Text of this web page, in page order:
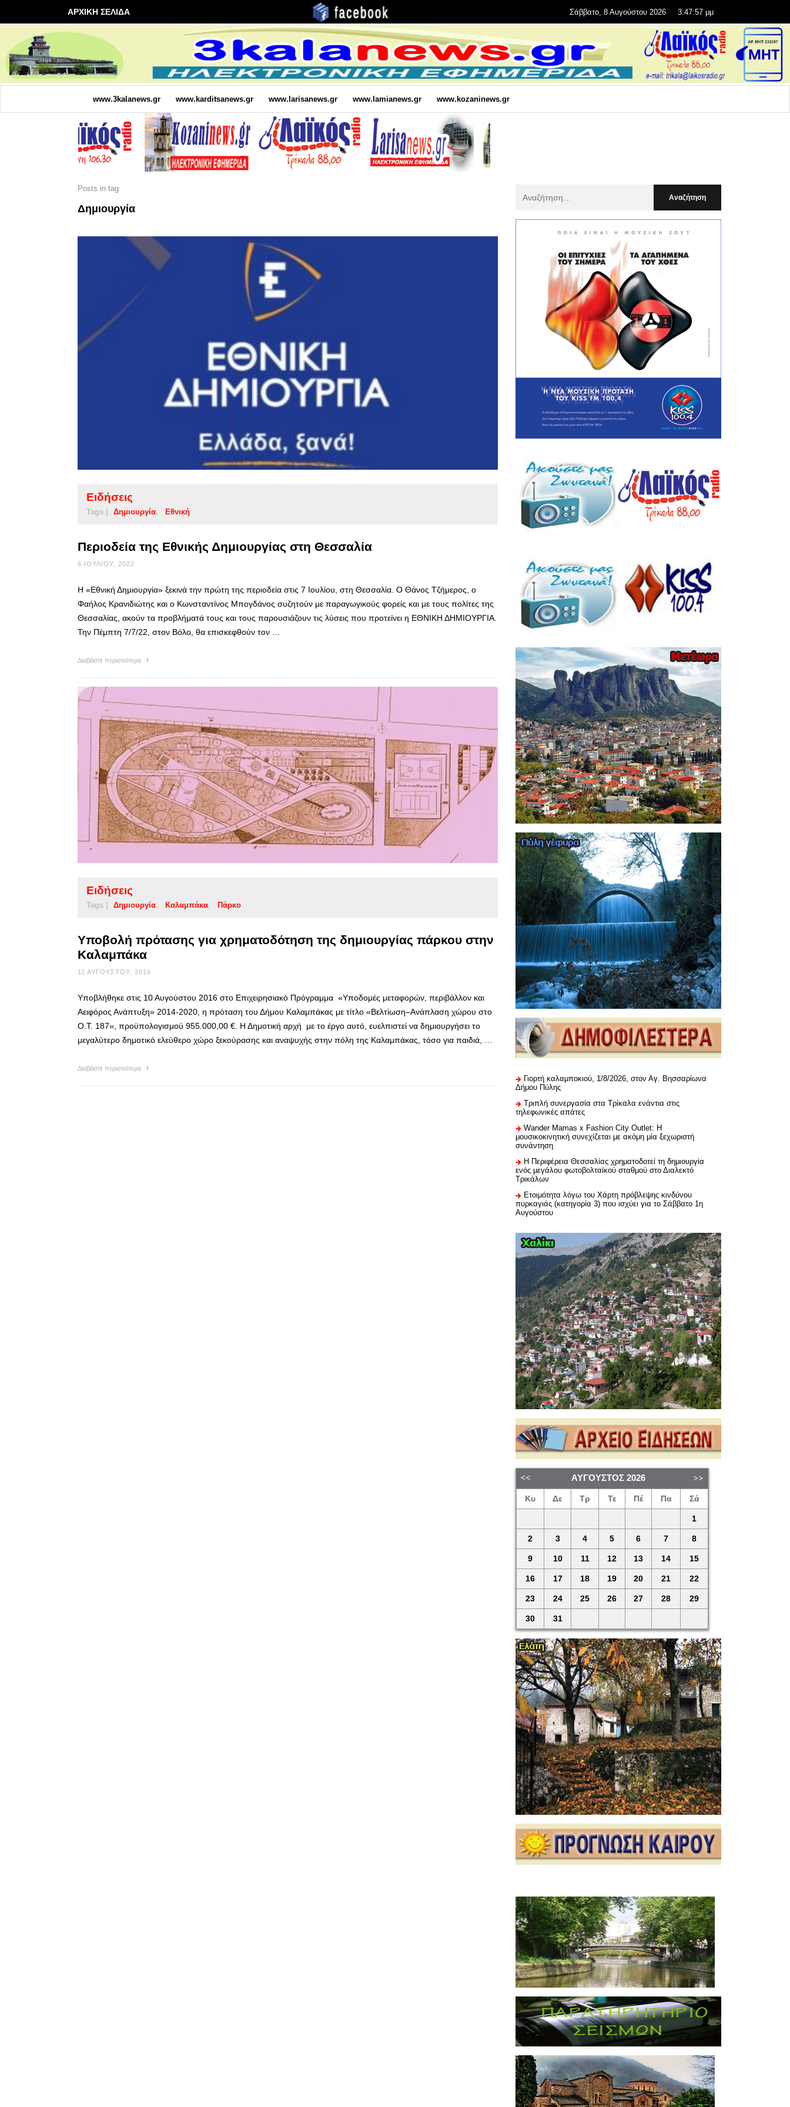
ΑΡΧΙΚΗ ΣΕΛΙΔΑ Σάββατο, 8 Αυγούστου 2026 3:47:58 μμ
www.3kalanews.gr www.karditsanews.gr www.larisanews.gr www.lamianews.gr www.kozaninews.gr
Posts in tag
Δημιουργία
Ειδήσεις
Tags | Δημιουργία Εθνική
Περιοδεία της Εθνικής Δημιουργίας στη Θεσσαλία
6 ΙΟΥΛΊΟΥ, 2022
Η «Εθνική Δημιουργία» ξεκινά την πρώτη της περιοδεία στις 7 Ιουλίου, στη Θεσσαλία. Ο Θάνος Τζήμερος, ο
Φαήλος Κρανιδιώτης και ο Κωνσταντίνος Μπογδάνος συζητούν με παραγωγικούς φορείς και με τους πολίτες της
Θεσσαλίας, ακούν τα προβλήματά τους και τους παρουσιάζουν τις λύσεις που προτείνει η ΕΘΝΙΚΗ ΔΗΜΙΟΥΡΓΙΑ.
Την Πέμπτη 7/7/22, στον Βόλο, θα επισκεφθούν τον …
Διαβάστε περισσότερα
Ειδήσεις
Tags | Δημιουργία Καλαμπάκα Πάρκο
Υποβολή πρότασης για χρηματοδότηση της δημιουργίας πάρκου στην
Καλαμπάκα
11 ΑΥΓΟΎΣΤΟΥ, 2016
Υποβλήθηκε στις 10 Αυγούστου 2016 στο Επιχειρησιακό Πρόγραμμα «Υποδομές μεταφορών, περιβάλλον και
Αειφόρος Ανάπτυξη» 2014-2020, η πρόταση του Δήμου Καλαμπάκας με τίτλο «Βελτίωση–Ανάπλαση χώρου στο
Ο.Τ. 187», προϋπολογισμού 955.000,00 €. Η Δημοτική αρχή με το έργο αυτό, ευελπιστεί να δημιουργήσει το
μεγαλύτερο δημοτικό ελεύθερο χώρο ξεκούρασης και αναψυχής στην πόλη της Καλαμπάκας, τόσο για παιδιά, …
Διαβάστε περισσότερα
:
Γιορτή καλαμποκιού, 1/8/2026, στον Αγ. Βησσαρίωνα
Δήμου Πύλης
Τριπλή συνεργασία στα Τρίκαλα ενάντια στις
τηλεφωνικές απάτες
Wander Mamas x Fashion City Outlet: Η
μουσικοκινητική συνεχίζεται με ακόμη μία ξεχωριστή
συνάντηση
H Περιφέρεια Θεσσαλίας χρηματοδοτεί τη δημιουργία
ενός μεγάλου φωτοβολταϊκού σταθμού στο Διαλεκτό
Τρικάλων
Ετοιμότητα λόγω του Χάρτη πρόβλεψης κινδύνου
πυρκαγιάς (κατηγορία 3) που ισχύει για το Σάββατο 1η
Αυγούστου
ΑΎΓΟΥΣΤΟΣ 2026
Κυ Δε Τρ Τε Πέ Πα Σά
1
2 3 4 5 6 7 8
9 10 11 12 13 14 15
16 17 18 19 20 21 22
23 24 25 26 27 28 29
30 31